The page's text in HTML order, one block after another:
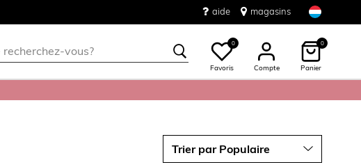
aide magasins
0
Favoris Compte
0
Panier